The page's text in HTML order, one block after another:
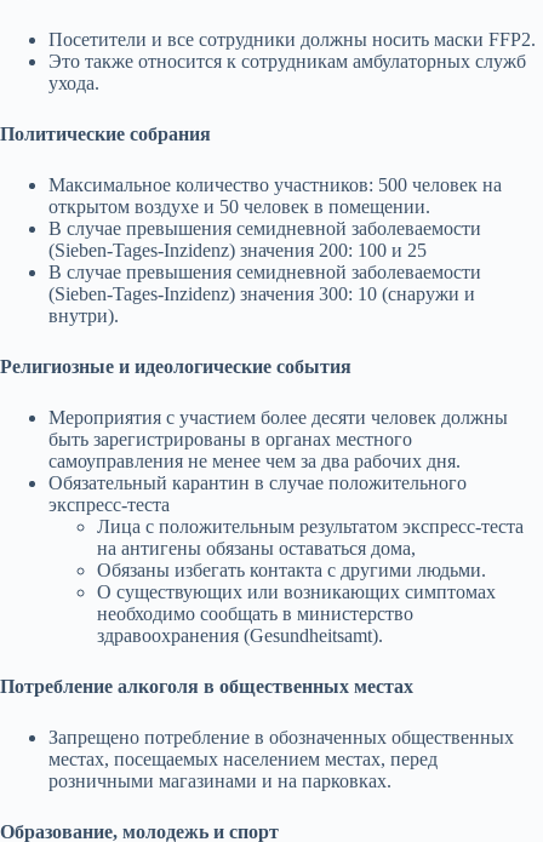
Посетители и все сотрудники должны носить маски FFP2.
Это также относится к сотрудникам амбулаторных служб
ухода.
Политические собрания
Максимальное количество участников: 500 человек на
открытом воздухе и 50 человек в помещении.
В случае превышения семидневной заболеваемости
(Sieben-Tages-Inzidenz) значения 200: 100 и 25
В случае превышения семидневной заболеваемости
(Sieben-Tages-Inzidenz) значения 300: 10 (снаружи и
внутри).
Религиозные и идеологические события
Мероприятия с участием более десяти человек должны
быть зарегистрированы в органах местного
самоуправления не менее чем за два рабочих дня.
Обязательный карантин в случае положительного
экспресс-теста
Лица с положительным результатом экспресс-теста
на антигены обязаны оставаться дома,
Обязаны избегать контакта с другими людьми.
О существующих или возникающих симптомах
необходимо сообщать в министерство
здравоохранения (Gesundheitsamt).
Потребление алкоголя в общественных местах
Запрещено потребление в обозначенных общественных
местах, посещаемых населением местах, перед
розничными магазинами и на парковках.
Образование, молодежь и спорт